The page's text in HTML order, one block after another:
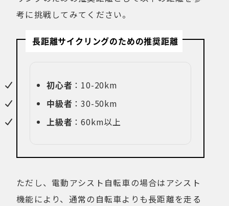
考に挑戦してみてください。
長距離サイクリングのための推奨距離
初心者 ：10-20km
中級者 ：30-50km
上級者 ：60km以上
ただし、電動アシスト自転車の場合はアシスト
機能により、通常の自転車よりも長距離を走る